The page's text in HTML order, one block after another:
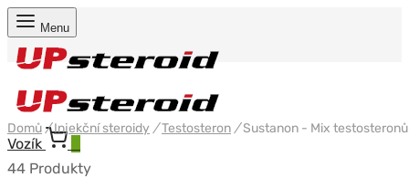
Menu
Vozík
Domů /Injekční steroidy /Testosteron /Sustanon - Mix testosteronů
44 Produkty